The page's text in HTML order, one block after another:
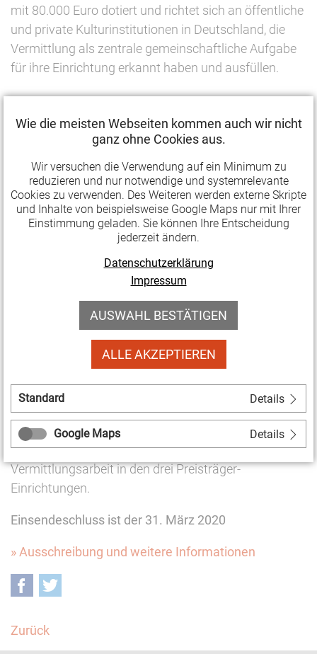
mit 80.000 Euro dotiert und richtet sich an öffentliche
und private Kulturinstitutionen in Deutschland, die
Vermittlung als zentrale gemeinschaftliche Aufgabe
für ihre Einrichtung erkannt haben und ausfüllen.
ihre nachhaltige Verankerung aus. Er möchte dazu
beitragen, den Stellenwert von Kulturvermittlung als
Kernfunktion in den Einrichtungen zu stärken und
Transformationsprozesse zu unterstützen.
Gemäß der Förderstrategie der Commerzbank-
Stiftung konzentriert sich ZukunftsGut auf die
Vermittlung des künstlerischen kulturellen Erbes –
hier in den Bereichen Bildende Kunst, Musik, Literatur,
insbesondere Museen, Konzert- und Opernhäuser,
Vermittlungsprogramme entwickeln, um ihr
kulturelles Erbe, ihre Artefakte und Produktionen
einem diversen Publikum zugänglich zu machen.
Das Preisgeld versteht sich als fördernder Beitrag für
die strategische Weiterentwicklung der
Vermittlungsarbeit in den drei Preisträger-
Einrichtungen.
Einsendeschluss ist der 31. März 2020
» Ausschreibung und weitere Informationen
Facebook
Zurück
Wie die meisten Webseiten kommen auch wir nicht
ganz ohne Cookies aus.
Wir versuchen die Verwendung auf ein Minimum zu
reduzieren und nur notwendige und systemrelevante
Cookies zu verwenden. Des Weiteren werden externe Skripte
und Inhalte von beispielsweise Google Maps nur mit Ihrer
Einstimmung geladen. Sie können Ihre Entscheidung
jederzeit ändern.
Datenschutzerklärung
Impressum
AUSWAHL BESTÄTIGEN
ALLE AKZEPTIEREN
Standard Details
Google Maps Details